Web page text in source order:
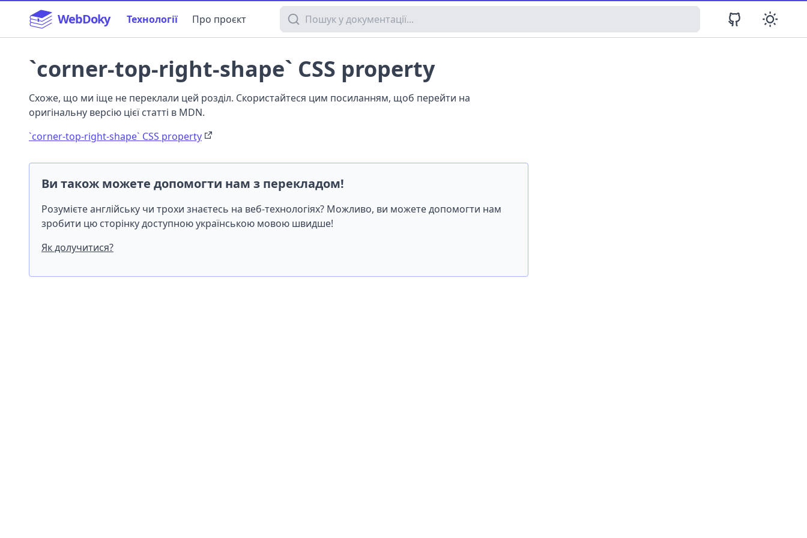
WebDoky Технології Про проєкт Пошук у документації
`corner-top-right-shape` CSS property
Схоже, що ми іще не переклали цей розділ. Скористайтеся цим посиланням, щоб перейти на
оригінальну версію цієї статті в MDN.
`corner-top-right-shape` CSS property
Ви також можете допомогти нам з перекладом!
Розумієте англійську чи трохи знаєтесь на веб-технологіях? Можливо, ви можете допомогти нам
зробити цю сторінку доступною українською мовою швидше!
Як долучитися?